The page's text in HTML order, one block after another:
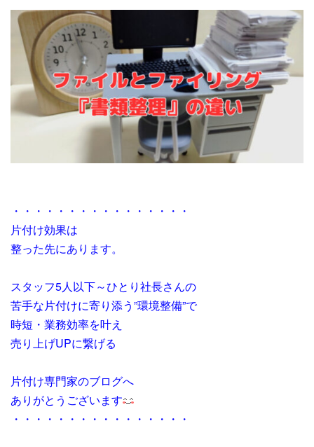
・・・・・・・・・・・・・・・・
片付け効果は
整った先にあります。
スタッフ5人以下～ひとり社長さんの
苦手な片付けに寄り添う”環境整備”で
時短・業務効率を叶え
売り上げUPに繋げる
片付け専門家のブログへ
ありがとうございます
・・・・・・・・・・・・・・・・